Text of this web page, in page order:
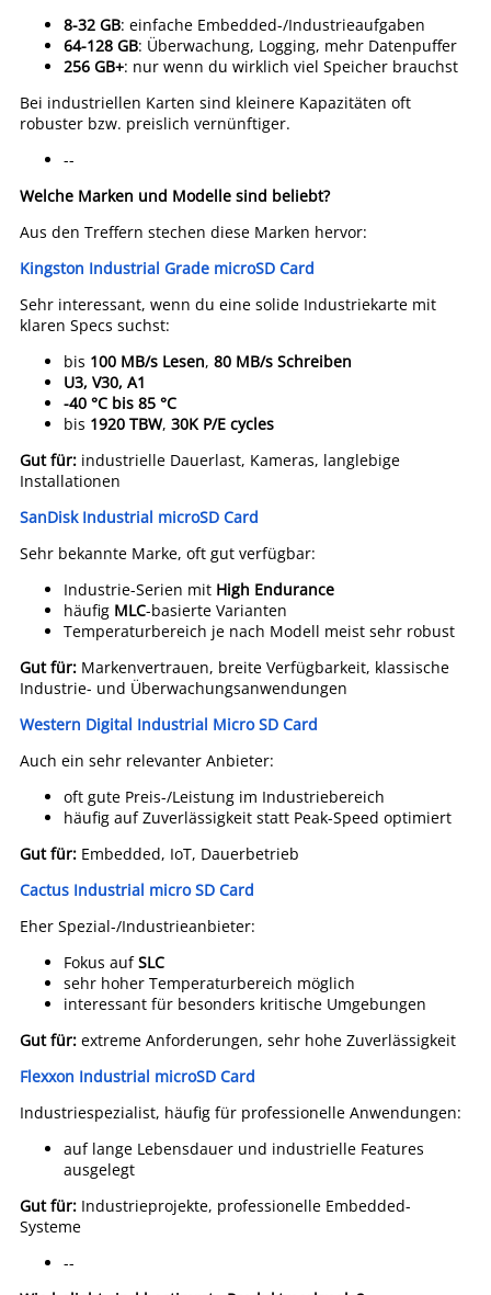
8-32 GB: einfache Embedded-/Industrieaufgaben
64-128 GB: Überwachung, Logging, mehr Datenpuffer
256 GB+: nur wenn du wirklich viel Speicher brauchst
Bei industriellen Karten sind kleinere Kapazitäten oft
robuster bzw. preislich vernünftiger.
--
Welche Marken und Modelle sind beliebt?
Aus den Treffern stechen diese Marken hervor:
Kingston Industrial Grade microSD Card
Sehr interessant, wenn du eine solide Industriekarte mit
klaren Specs suchst:
bis 100 MB/s Lesen, 80 MB/s Schreiben
U3, V30, A1
-40 °C bis 85 °C
bis 1920 TBW, 30K P/E cycles
Gut für: industrielle Dauerlast, Kameras, langlebige
Installationen
SanDisk Industrial microSD Card
Sehr bekannte Marke, oft gut verfügbar:
Industrie-Serien mit High Endurance
häufig MLC-basierte Varianten
Temperaturbereich je nach Modell meist sehr robust
Gut für: Markenvertrauen, breite Verfügbarkeit, klassische
Industrie- und Überwachungsanwendungen
Western Digital Industrial Micro SD Card
Auch ein sehr relevanter Anbieter:
oft gute Preis-/Leistung im Industriebereich
häufig auf Zuverlässigkeit statt Peak-Speed optimiert
Gut für: Embedded, IoT, Dauerbetrieb
Cactus Industrial micro SD Card
Eher Spezial-/Industrieanbieter:
Fokus aufSLC
sehr hoher Temperaturbereich möglich
interessant für besonders kritische Umgebungen
Gut für: extreme Anforderungen, sehr hohe Zuverlässigkeit
Flexxon Industrial microSD Card
Industriespezialist, häufig für professionelle Anwendungen:
auf lange Lebensdauer und industrielle Features
ausgelegt
Gut für: Industrieprojekte, professionelle Embedded-
Systeme
--